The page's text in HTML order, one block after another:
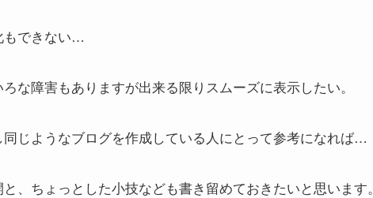
もできない…
な障害もありますが出来る限りスムーズに表示したい。
じようなブログを作成している人にとって参考になれば…
、ちょっとした小技なども書き留めておきたいと思います。